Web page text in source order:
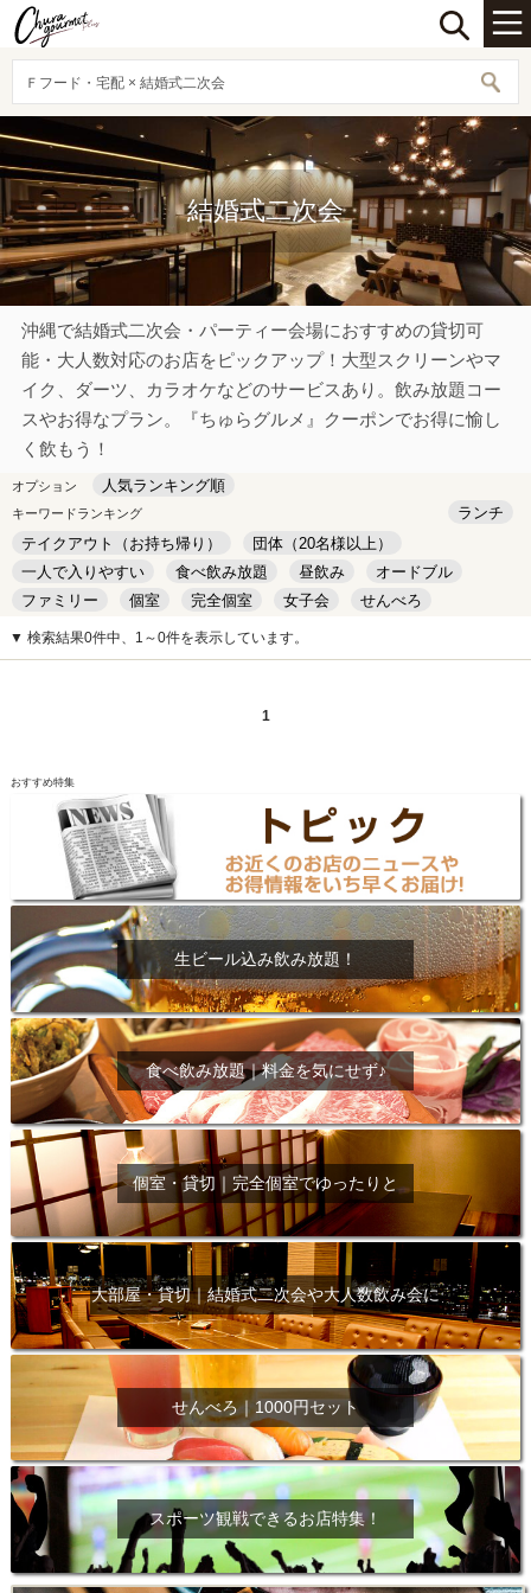
Ｆフード・宅配 × 結婚式二次会
結婚式二次会
沖縄で結婚式二次会・パーティー会場におすすめの貸切可
能・大人数対応のお店をピックアップ！大型スクリーンやマ
イク、ダーツ、カラオケなどのサービスあり。飲み放題コー
スやお得なプラン。『ちゅらグルメ』クーポンでお得に愉し
く飲もう！
オプション 人気ランキング順
キーワードランキング
ランチ
テイクアウト（お持ち帰り）
団体（20名様以上）
一人で入りやすい
食べ飲み放題 昼飲み
オードブル
ファミリー
個室 完全個室 女子会
せんべろ
キッズルーム
安い デート
▼ 検索結果0件中、1～0件を表示しています。
1
おすすめ特集
生ビール込み飲み放題！
食べ飲み放題｜料金を気にせず♪
個室・貸切｜完全個室でゆったりと
大部屋・貸切｜結婚式二次会や大人数飲み会に
せんべろ｜1000円セット
スポーツ観戦できるお店特集！